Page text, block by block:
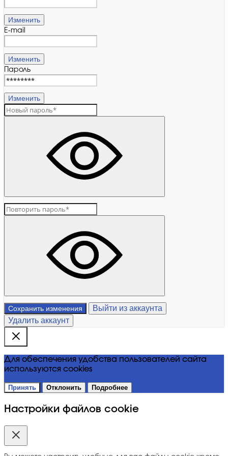
Изменить
E-mail
Изменить
Пароль
Изменить
Сохранить изменения
Выйти из аккаунта
Удалить аккаунт
Для обеспечения удобства пользователей сайта
используются cookies
Принять Отклонить Подробнее
Настройки файлов cookie